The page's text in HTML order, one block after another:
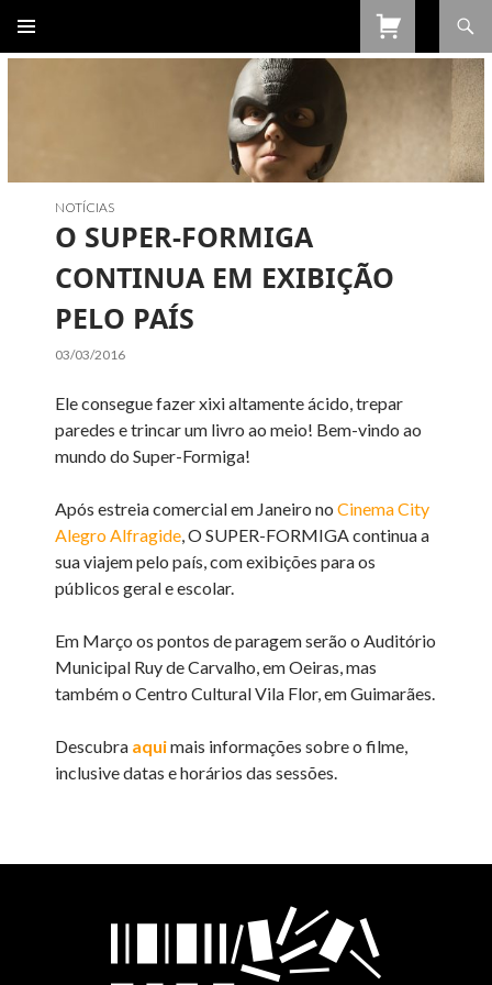
PARA
NOTÍCIAS
O SUPER-FORMIGA
CONTINUA EM EXIBIÇÃO
PELO PAÍS
03/03/2016
Ele consegue fazer xixi altamente ácido, trepar
paredes e trincar um livro ao meio! Bem-vindo ao
mundo do Super-Formiga!
Após estreia comercial em Janeiro noCinema City
Alegro Alfragide, O SUPER-FORMIGA continua a
sua viajem pelo país, com exibições para os
públicos geral e escolar.
Em Março os pontos de paragem serão o Auditório
Municipal Ruy de Carvalho, em Oeiras, mas
também o Centro Cultural Vila Flor, em Guimarães.
Descubra aquimais informações sobre o filme,
inclusive datas e horários das sessões.